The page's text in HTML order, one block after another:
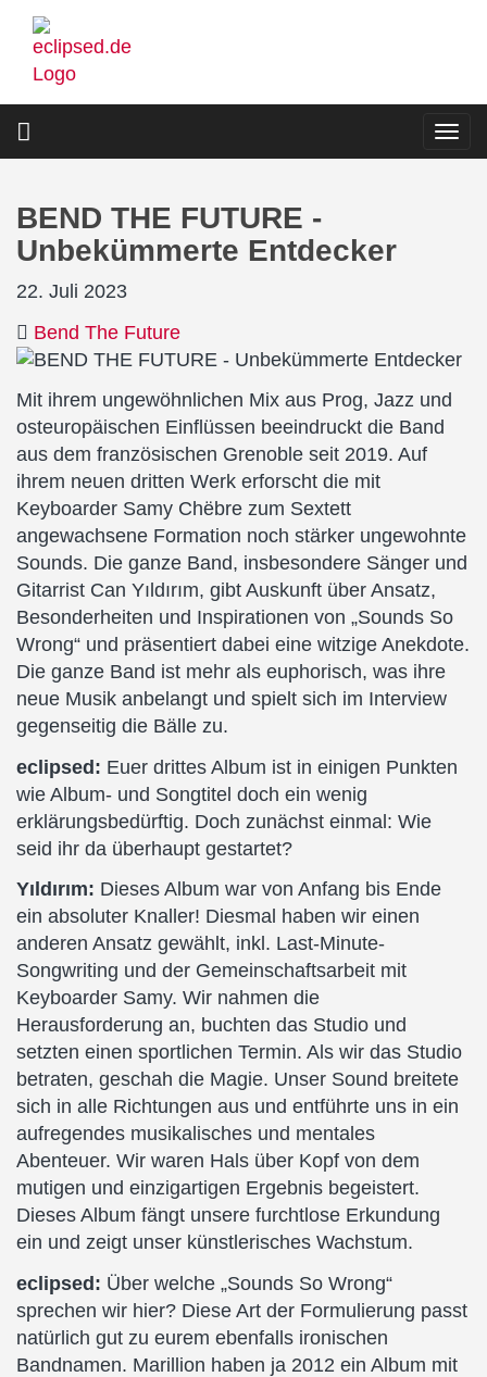
Direkt
zum
Inhalt
BEND THE FUTURE -
Unbekümmerte Entdecker
22. Juli 2023
Bend The Future
Mit ihrem ungewöhnlichen Mix aus Prog, Jazz und
osteuropäischen Einflüssen beeindruckt die Band
aus dem französischen Grenoble seit 2019. Auf
ihrem neuen dritten Werk erforscht die mit
Keyboarder Samy Chëbre zum Sextett
angewachsene Formation noch stärker ungewohnte
Sounds. Die ganze Band, insbesondere Sänger und
Gitarrist Can Yıldırım, gibt Auskunft über Ansatz,
Besonderheiten und Inspirationen von „Sounds So
Wrong“ und präsentiert dabei eine witzige Anekdote.
Die ganze Band ist mehr als euphorisch, was ihre
neue Musik anbelangt und spielt sich im Interview
gegenseitig die Bälle zu.
eclipsed: Euer drittes Album ist in einigen Punkten
wie Album- und Songtitel doch ein wenig
erklärungsbedürftig. Doch zunächst einmal: Wie
seid ihr da überhaupt gestartet?
Yıldırım: Dieses Album war von Anfang bis Ende
ein absoluter Knaller! Diesmal haben wir einen
anderen Ansatz gewählt, inkl. Last-Minute-
Songwriting und der Gemeinschaftsarbeit mit
Keyboarder Samy. Wir nahmen die
Herausforderung an, buchten das Studio und
setzten einen sportlichen Termin. Als wir das Studio
betraten, geschah die Magie. Unser Sound breitete
sich in alle Richtungen aus und entführte uns in ein
aufregendes musikalisches und mentales
Abenteuer. Wir waren Hals über Kopf von dem
mutigen und einzigartigen Ergebnis begeistert.
Dieses Album fängt unsere furchtlose Erkundung
ein und zeigt unser künstlerisches Wachstum.
eclipsed: Über welche „Sounds So Wrong“
sprechen wir hier? Diese Art der Formulierung passt
natürlich gut zu eurem ebenfalls ironischen
Bandnamen. Marillion haben ja 2012 ein Album mit